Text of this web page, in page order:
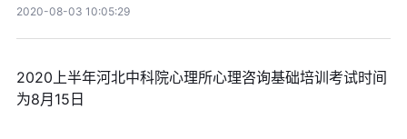
2020-08-03 10:05:29
2020上半年河北中科院心理所心理咨询基础培训考试时间
为8月15日